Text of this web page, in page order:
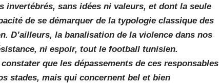
sans idées ni valeurs, et dont la seule
de se démarquer de la typologie classique des
D’ailleurs, la banalisation de la violence dans nos
ni espoir, tout le football tunisien.
que les dépassements de ces responsables
stades, mais qui concernent bel et bien